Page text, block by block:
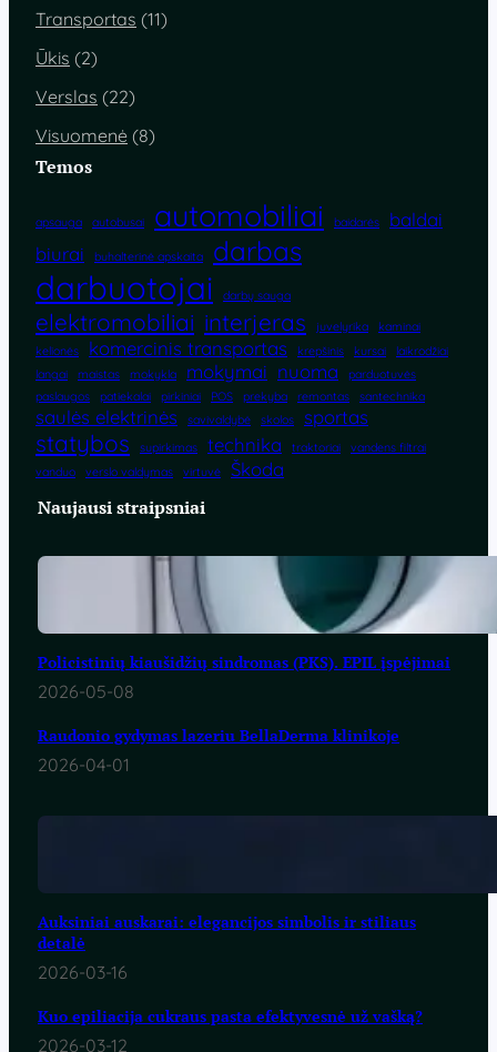
Transportas (11)
Ūkis (2)
Verslas (22)
Visuomenė (8)
Temos
apsauga autobusai automobiliai baidarės
baldai
biurai
buhalterinė apskaita darbas
darbuotojai darbų sauga
elektromobiliai interjeras juvelyrika
kaminai
kelionės
komercinis transportas krepšinis kursai
laikrodžiai
langai
maistas mokykla mokymai nuoma
parduotuvės
paslaugos
patiekalai pirkiniai POS prekyba remontas santechnika
saulės elektrinės savivaldybė skolos sportas
statybos supirkimas technika traktoriai
vandens filtrai
vanduo
verslo valdymas virtuvė Škoda
Naujausi straipsniai
Policistinių kiaušidžių sindromas (PKS). EPIL įspėjimai
2026-05-08
Raudonio gydymas lazeriu BellaDerma klinikoje
2026-04-01
Auksiniai auskarai: elegancijos simbolis ir stiliaus
detalė
2026-03-16
Kuo epiliacija cukraus pasta efektyvesnė už vašką?
2026-03-12